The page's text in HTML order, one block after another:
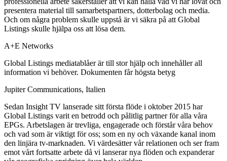
presentera material till samarbetspartners, dotterbolag och media.
Och om några problem skulle uppstå är vi säkra på att Global
Listings skulle hjälpa oss att lösa dem.
A+E Networks
Global Listings mediatablåer är till stor hjälp och innehåller all
information vi behöver. Dokumenten får högsta betyg
Jupiter Communications, Italien
Sedan Insight TV lanserade sitt första flöde i oktober 2015 har
Global Listings varit en betrodd och pålitlig partner för alla våra
EPGs. Arbetslagen är trevliga, engagerade och förstår våra behov
och vad som är viktigt för oss; som en ny och växande kanal inom
den linjära tv-marknaden. Vi värdesätter vår relationen och ser fram
emot vårt fortsatte arbete då vi lanserar nya flöden och expanderar